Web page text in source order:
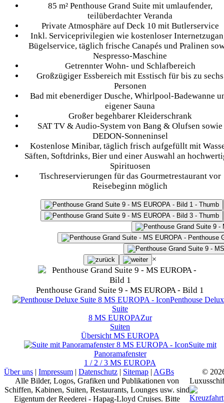
85 m² Penthouse Grand Suite mit umlaufender,
teilüberdachter Veranda
Private Atmosphäre auf Deck 10 mit Butlerservice
Inkl. Serviceprivilegien wie kostenloser
Bügelservice, täglich frische Canapés und Pralinen
Nespresso-Maschine
Getrennter Wohn- und Schlafbereich
Großzügiger Essbereich mit Esstisch für bis zu sechs
Personen
Bad mit ebenerdiger Dusche, Whirlpool-Badewanne
eigener Sauna
Großer begehbarer Kleiderschrank
SAT TV & Audio-System von Bang & Olufsen sowie
DEDON-Sonneninsel
Kostenlose Minibar, täglich frisch aufgefüllt mit
Säften, Softdrinks, Bier und einer Auswahl an
Spirituosen
Tischreservierungen für das Gourmetrestaurant vor
Reisebeginn möglich
×
Penthouse Grand Suite 9 - MS EUROPA - Bild 1
Penthouse
Suite
8MS EUROPAZur
Suiten
ÜbersichtMS EUROPA
Suite mit
Panoramafenster
1 / 2 / 3 MS EUROPA
Über uns | Impressum | Datenschutz | Sitemap | AGBs
Alle Bilder, Logos, Grafiken und Publikationen von
Schiffen, Kabinen, Suiten, Restaurants, Lounges usw. sind
Eigentum der Reederei - Hapag-Lloyd Cruises. Bitte
©